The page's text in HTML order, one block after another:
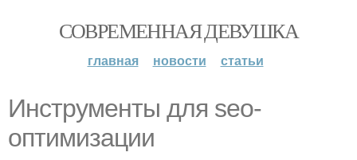
СОВРЕМЕННАЯ ДЕВУШКА
главная новости статьи
Инструменты для seo-
оптимизации